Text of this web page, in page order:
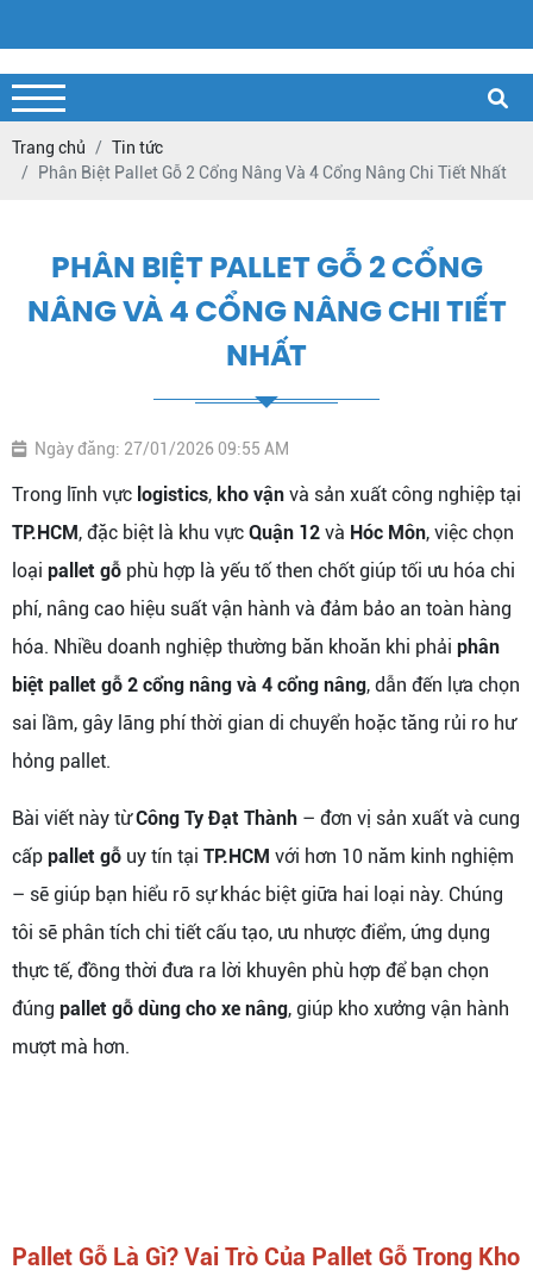
Trang chủ
Tin tức
Phân Biệt Pallet Gỗ 2 Cổng Nâng Và 4 Cổng Nâng Chi Tiết Nhất
PHÂN BIỆT PALLET GỖ 2 CỔNG
NÂNG VÀ 4 CỔNG NÂNG CHI TIẾT
NHẤT
Ngày đăng: 27/01/2026 09:55 AM
Trong lĩnh vực logistics, kho vận và sản xuất công nghiệp tại
TP.HCM, đặc biệt là khu vực Quận 12 và Hóc Môn, việc chọn
loại pallet gỗ phù hợp là yếu tố then chốt giúp tối ưu hóa chi
phí, nâng cao hiệu suất vận hành và đảm bảo an toàn hàng
hóa. Nhiều doanh nghiệp thường băn khoăn khi phải phân
biệt pallet gỗ 2 cổng nâng và 4 cổng nâng, dẫn đến lựa chọn
sai lầm, gây lãng phí thời gian di chuyển hoặc tăng rủi ro hư
hỏng pallet.
Bài viết này từCông Ty Đạt Thành – đơn vị sản xuất và cung
cấp pallet gỗ uy tín tại TP.HCM với hơn 10 năm kinh nghiệm
– sẽ giúp bạn hiểu rõ sự khác biệt giữa hai loại này. Chúng
tôi sẽ phân tích chi tiết cấu tạo, ưu nhược điểm, ứng dụng
thực tế, đồng thời đưa ra lời khuyên phù hợp để bạn chọn
đúng pallet gỗ dùng cho xe nâng, giúp kho xưởng vận hành
mượt mà hơn.
Pallet Gỗ Là Gì? Vai Trò Của Pallet Gỗ Trong Kho